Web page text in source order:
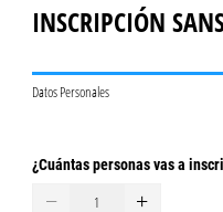
INSCRIPCIÓN
Datos Personales
¿Cuántas personas vas a